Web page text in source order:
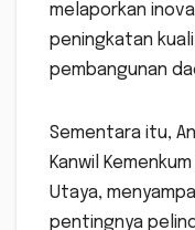
melaporkan
peningkatan
pembangunan
Sementara itu,
Kanwil
Utaya,
pentingnya